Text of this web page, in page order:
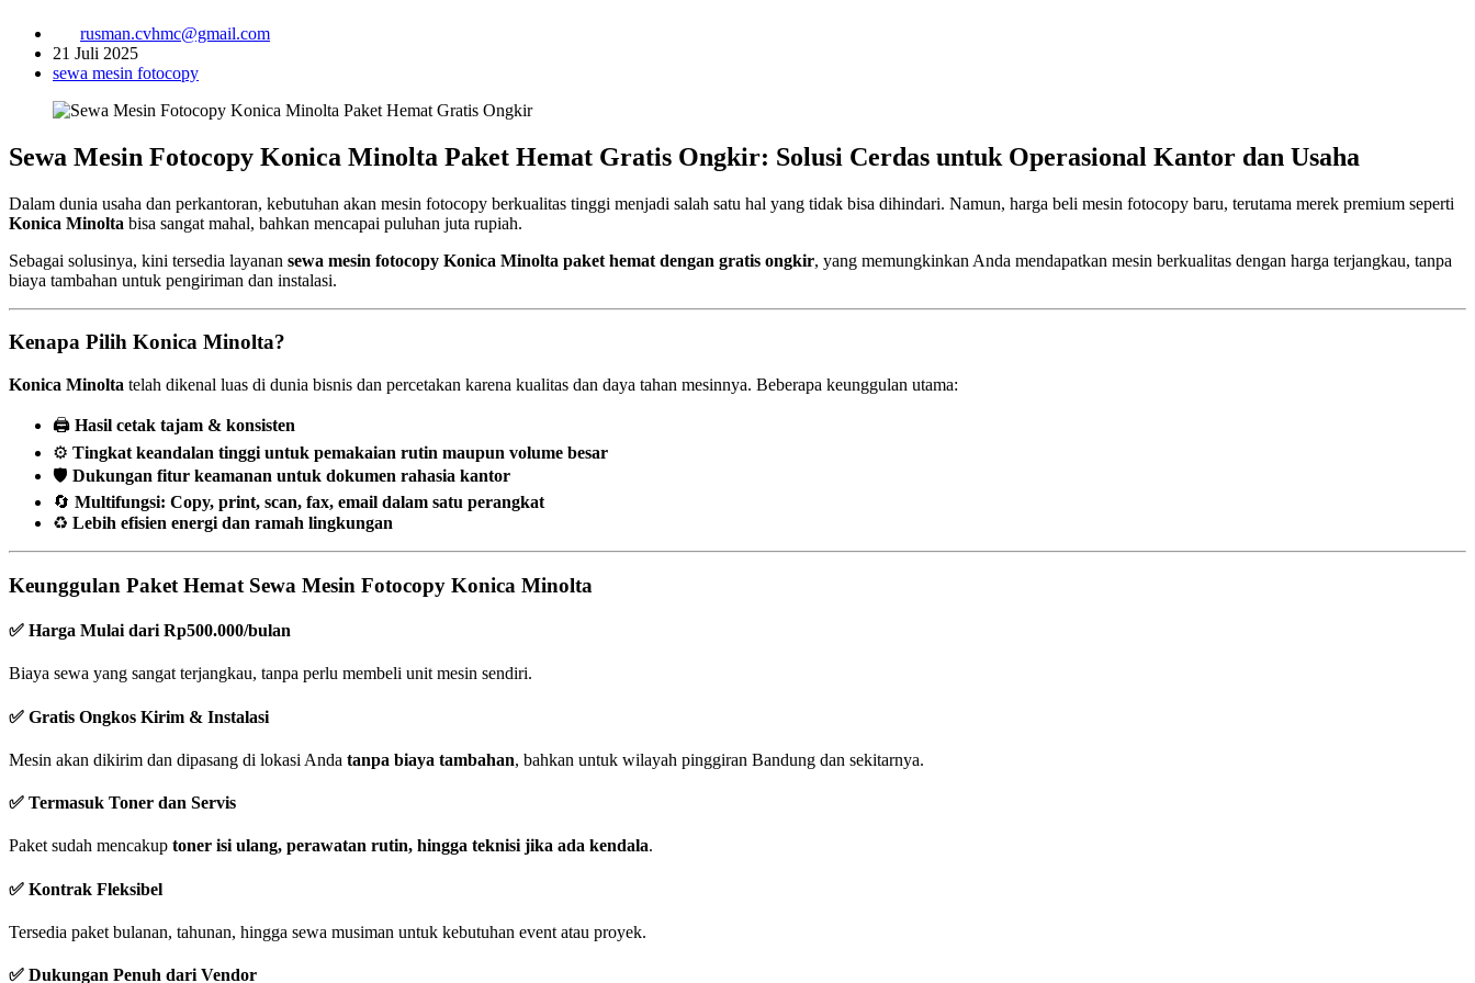
rusman.cvhmc@gmail.com
21 Juli 2025
sewa mesin fotocopy
Sewa Mesin Fotocopy Konica Minolta Paket Hemat Gratis Ongkir: Solusi Cerdas untuk Operasional Kantor dan Usaha
Dalam dunia usaha dan perkantoran, kebutuhan akan mesin fotocopy berkualitas tinggi menjadi salah satu hal yang tidak bisa dihindari. Namun, harga beli mesin fotocopy baru, terutama merek premium seperti
Konica Minolta bisa sangat mahal, bahkan mencapai puluhan juta rupiah.
Sebagai solusinya, kini tersedia layanan sewa mesin fotocopy Konica Minolta paket hemat dengan gratis ongkir, yang memungkinkan Anda mendapatkan mesin berkualitas dengan harga terjangkau, tanpa
biaya tambahan untuk pengiriman dan instalasi.
Kenapa Pilih Konica Minolta?
Konica Minolta telah dikenal luas di dunia bisnis dan percetakan karena kualitas dan daya tahan mesinnya. Beberapa keunggulan utama:
🖨️ Hasil cetak tajam & konsisten
⚙️ Tingkat keandalan tinggi untuk pemakaian rutin maupun volume besar
🛡️ Dukungan fitur keamanan untuk dokumen rahasia kantor
🔄 Multifungsi: Copy, print, scan, fax, email dalam satu perangkat
♻️ Lebih efisien energi dan ramah lingkungan
Keunggulan Paket Hemat Sewa Mesin Fotocopy Konica Minolta
✅ Harga Mulai dari Rp500.000/bulan
Biaya sewa yang sangat terjangkau, tanpa perlu membeli unit mesin sendiri.
✅ Gratis Ongkos Kirim & Instalasi
Mesin akan dikirim dan dipasang di lokasi Anda tanpa biaya tambahan, bahkan untuk wilayah pinggiran Bandung dan sekitarnya.
✅ Termasuk Toner dan Servis
Paket sudah mencakup toner isi ulang, perawatan rutin, hingga teknisi jika ada kendala.
✅ Kontrak Fleksibel
Tersedia paket bulanan, tahunan, hingga sewa musiman untuk kebutuhan event atau proyek.
✅ Dukungan Penuh dari Vendor